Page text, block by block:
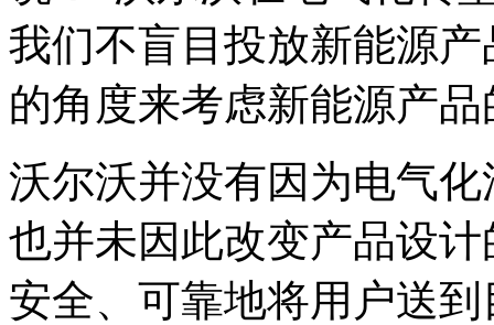
我们不盲目投放新能源
的角度来考虑新能源产品
沃尔沃并没有因为电气
也并未因此改变产品设
安全、可靠地将用户送